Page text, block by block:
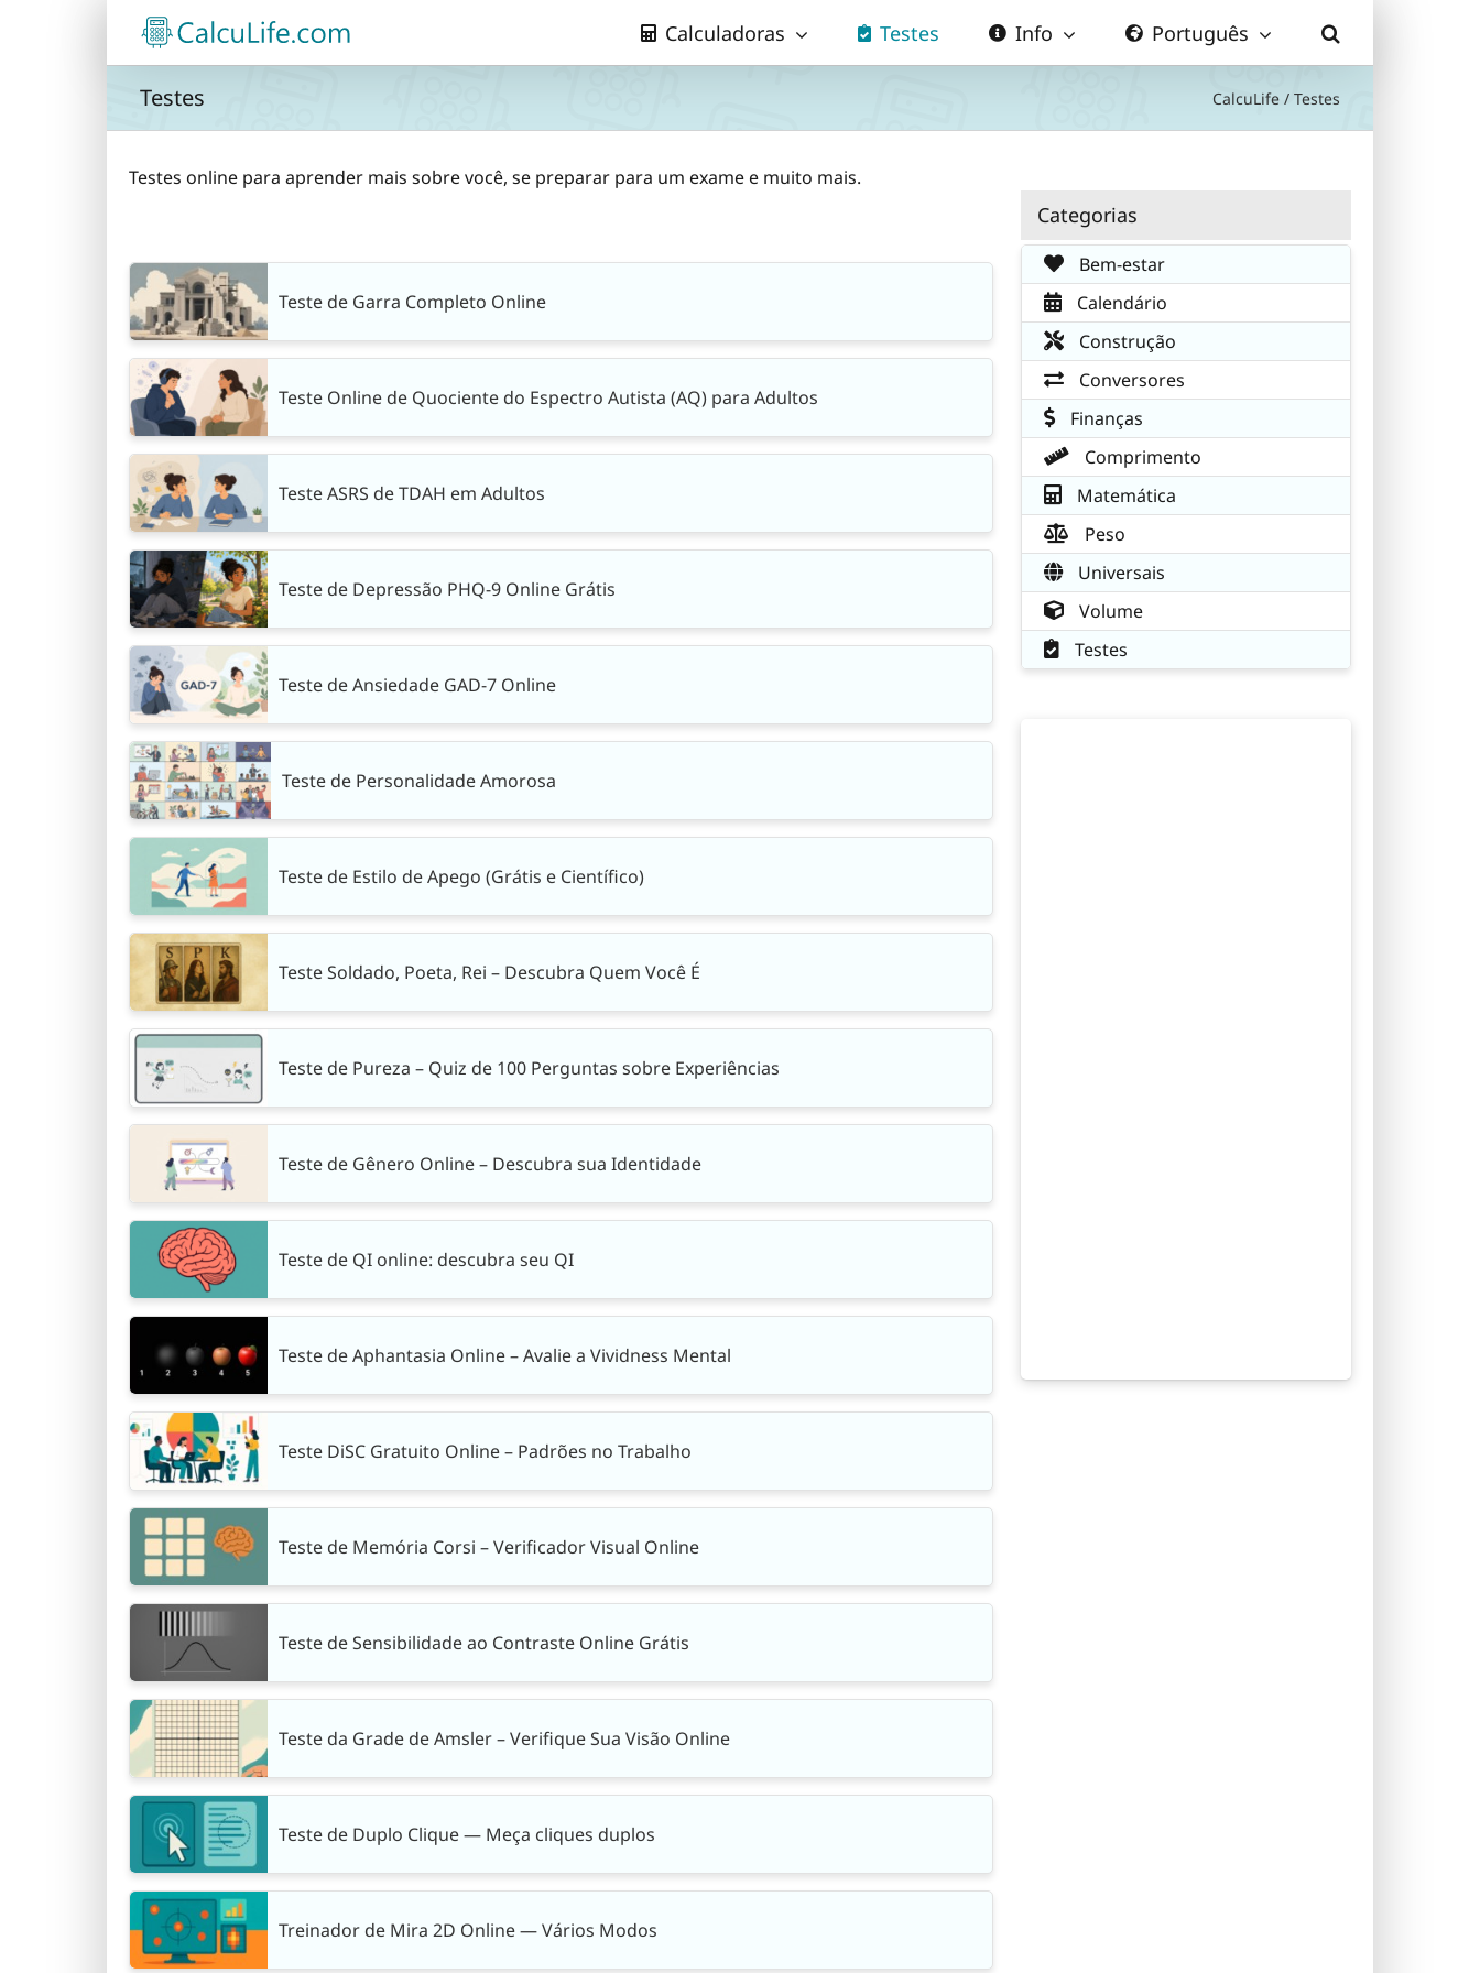
Calculadoras Testes Info Português
Testes CalcuLife / Testes
Testes online para aprender mais sobre você, se preparar para um exame e muito mais.
Teste de Garra Completo Online
Teste Online de Quociente do Espectro Autista (AQ) para Adultos
Teste ASRS de TDAH em Adultos
Teste de Depressão PHQ-9 Online Grátis
Teste de Ansiedade GAD-7 Online
Teste de Personalidade Amorosa
Teste de Estilo de Apego (Grátis e Científico)
Teste Soldado, Poeta, Rei – Descubra Quem Você É
Teste de Pureza – Quiz de 100 Perguntas sobre Experiências
Teste de Gênero Online – Descubra sua Identidade
Teste de QI online: descubra seu QI
Teste de Aphantasia Online – Avalie a Vividness Mental
Teste DiSC Gratuito Online – Padrões no Trabalho
Teste de Memória Corsi – Verificador Visual Online
Teste de Sensibilidade ao Contraste Online Grátis
Teste da Grade de Amsler – Verifique Sua Visão Online
Teste de Duplo Clique — Meça cliques duplos
Treinador de Mira 2D Online — Vários Modos
Categorias
Bem-estar
Calendário
Construção
Conversores
Finanças
Comprimento
Matemática
Peso
Universais
Volume
Testes